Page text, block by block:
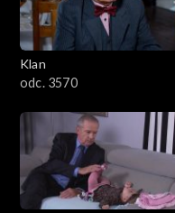
Klan
odc. 3570